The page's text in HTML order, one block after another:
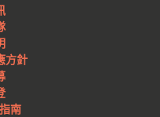
方針
南